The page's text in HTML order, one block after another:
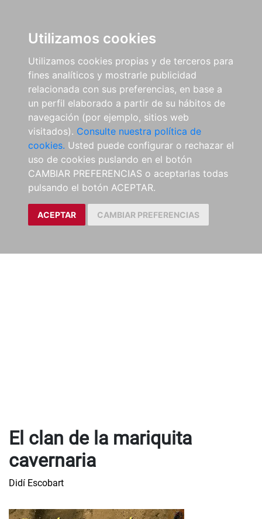
Utilizamos cookies
Utilizamos cookies propias y de terceros para
fines analíticos y mostrarle publicidad
relacionada con sus preferencias, en base a
un perfil elaborado a partir de su hábitos de
navegación (por ejemplo, sitios web
visitados). Consulte nuestra política de
cookies. Usted puede configurar o rechazar el
uso de cookies puslando en el botón
CAMBIAR PREFERENCIAS o aceptarlas todas
pulsando el botón ACEPTAR.
ACEPTAR CAMBIAR PREFERENCIAS
El clan de la mariquita
cavernaria
Didí Escobart